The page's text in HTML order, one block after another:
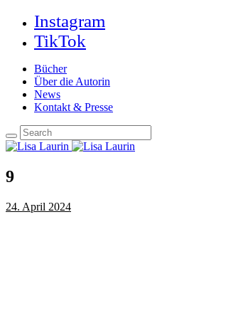
Instagram
TikTok
Bücher
Über die Autorin
News
Kontakt & Presse
9
24. April 2024